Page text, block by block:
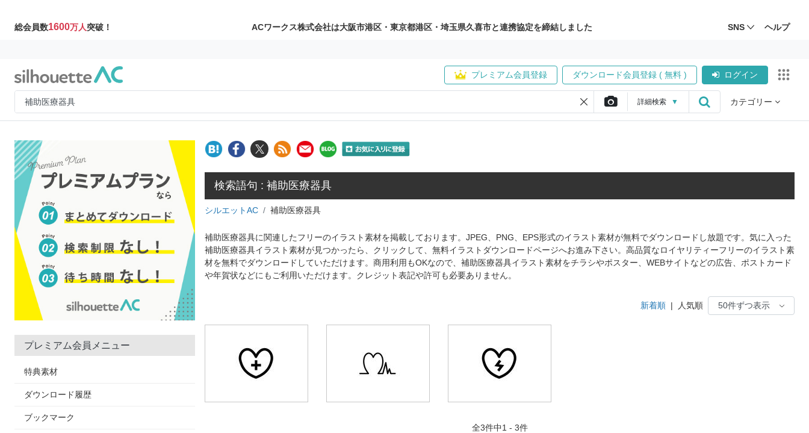
総会員数1600万人突破！ ACワークス株式会社は大阪市港区・東京都港区・埼玉県久喜市と連携協定を締結しました SNS ヘルプ
プレミアム会員登録 ダウンロード会員登録 ( 無料 ) ログイン
詳細検索 ▼ カテゴリー
プレミアム会員メニュー
特典素材
ダウンロード履歴
ブックマーク
検索語句 : 補助医療器具
シルエットAC 補助医療器具
補助医療器具に関連したフリーのイラスト素材を掲載しております。JPEG、PNG、EPS形式のイラスト素材が無料でダウンロードし放題です。気に入った
補助医療器具イラスト素材が見つかったら、クリックして、無料イラストダウンロードページへお進み下さい。高品質なロイヤリティーフリーのイラスト素
材を無料でダウンロードしていただけます。商用利用もOKなので、補助医療器具イラスト素材をチラシやポスター、WEBサイトなどの広告、ポストカード
や年賀状などにもご利用いただけます。クレジット表記や許可も必要ありません。
新着順 | 人気順
全3件中1 - 3件